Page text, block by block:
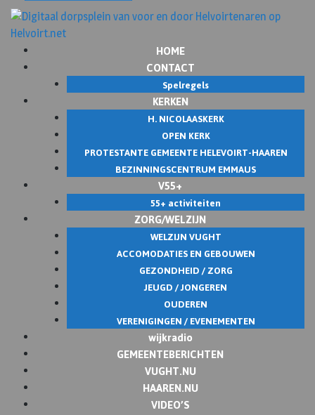
HOME
CONTACT
Spelregels
KERKEN
H. NICOLAASKERK
OPEN KERK
PROTESTANTE GEMEENTE HELEVOIRT-HAAREN
BEZINNINGSCENTRUM EMMAUS
V55+
55+ activiteiten
ZORG/WELZIJN
WELZIJN VUGHT
ACCOMODATIES EN GEBOUWEN
GEZONDHEID / ZORG
JEUGD / JONGEREN
OUDEREN
VERENIGINGEN / EVENEMENTEN
wijkradio
GEMEENTEBERICHTEN
VUGHT.NU
HAAREN.NU
VIDEO’S